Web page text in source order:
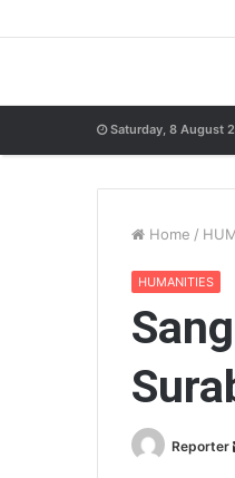
Saturday, 8 August
Home /
HUMANITIES
Reporter